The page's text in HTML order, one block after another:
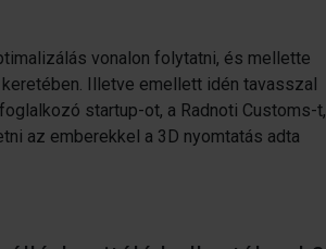
vonalon folytatni, és mellette
Illetve emellett idén tavasszal
startup-ot, a Radnoti Customs-t,
az emberekkel a 3D nyomtatás adta